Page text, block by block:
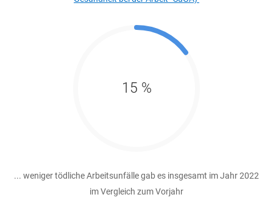
15 %
... weniger tödliche Arbeitsunfälle gab es insgesamt im Jahr 2022
im Vergleich zum Vorjahr